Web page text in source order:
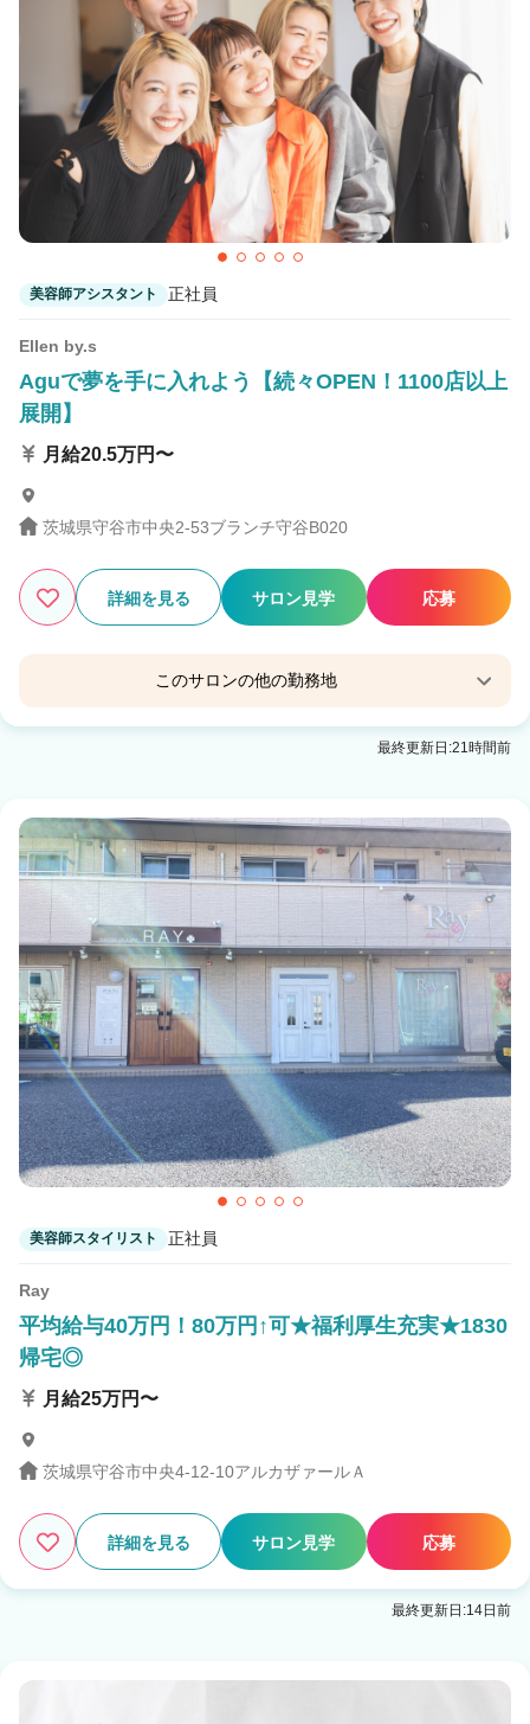
美容師アシスタント 正社員
Ellen by.s
Aguで夢を手に入れよう【続々OPEN！1100店以上
展開】
月給20.5万円〜
茨城県守谷市中央2-53ブランチ守谷B020
詳細を見る サロン見学 応募
このサロンの他の勤務地
髪質改善salon Laily
最終更新日:21時間前
美容師スタイリスト 正社員
Ray
平均給与40万円！80万円↑可★福利厚生充実★1830
帰宅◎
月給25万円〜
茨城県守谷市中央4-12-10アルカザァールＡ
詳細を見る サロン見学 応募
最終更新日:14日前